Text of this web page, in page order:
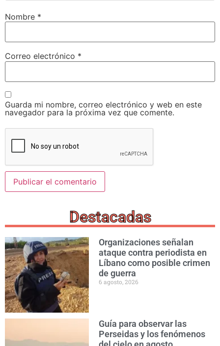
Nombre *
Correo electrónico *
Guarda mi nombre, correo electrónico y web en este
navegador para la próxima vez que comente.
Destacadas
Organizaciones señalan
ataque contra periodista en
Líbano como posible crimen
de guerra
6 agosto, 2026
Guía para observar las
Perseidas y los fenómenos